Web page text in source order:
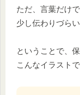
ただ、言葉だけ
少し伝わりづら
ということで、
こんなイラスト